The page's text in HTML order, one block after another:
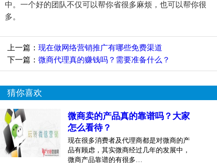
中。一个好的团队不仅可以帮你省很多麻烦，也可以帮你很
多。
上一篇： 现在做网络营销推广有哪些免费渠道
下一篇： 微商代理真的赚钱吗？需要准备什么？
猜你喜欢
微商卖的产品真的靠谱吗？大家
怎么看待？
现在很多消费者及代理商都是对微商的产
品有顾虑，其实微商经过几年的发展中，
微商产品靠谱的有很多…